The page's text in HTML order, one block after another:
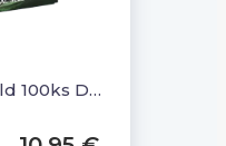
Obal Dragon Shield 100ks DUAL MATTE - Apple Green & Silver